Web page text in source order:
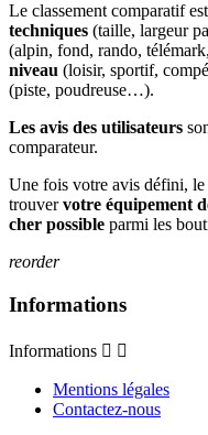
Le classement comparatif
techniques (taille, largeur
(alpin, fond, rando,
niveau (loisir, sportif,
(piste, poudreuse…).
Les avis des utilisateurs
comparateur.
Une fois votre avis défini,
trouvervotre équipement
cher possible parmi les
reorder
Informations
Informations  
Mentions légales
Contactez-nous